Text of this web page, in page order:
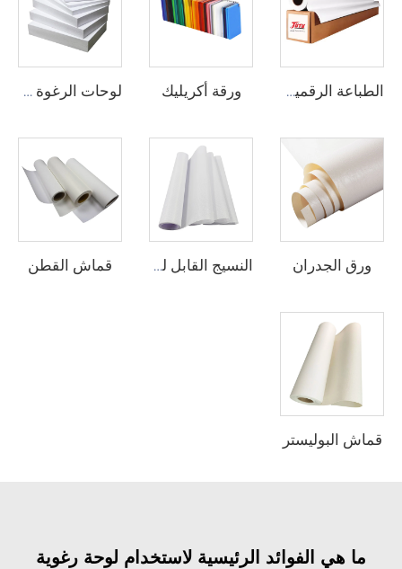
الطباعة الرقمية الفينيل ورقة أكريليك لوحات الرغوة من البيوفيك
ورق الجدران النسيج القابل للطباعة قماش القطن
قماش البوليستر
ما هي الفوائد الرئيسية لاستخدام لوحة رغوية